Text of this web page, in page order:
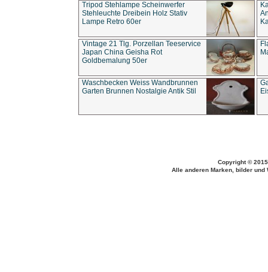
Tripod Stehlampe Scheinwerfer
Stehleuchte Dreibein Holz Stativ
Lampe Retro 60er
Vintage 21 Tlg. Porzellan Teeservice
Japan China Geisha Rot
Goldbemalung 50er
Waschbecken Weiss Wandbrunnen
Garten Brunnen Nostalgie Antik Stil
Copyright ©
Alle anderen Marken, bilder und